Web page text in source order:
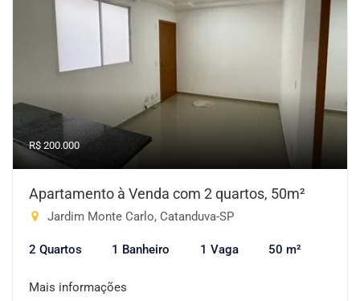
R$ 200.000
Apartamento à Venda com 2 quartos, 50m²
Jardim Monte Carlo, Catanduva-SP
2 Quartos 1 Banheiro 1 Vaga 50 m²
Mais informações